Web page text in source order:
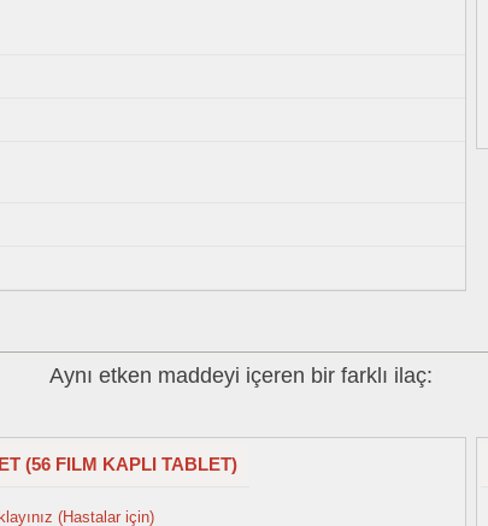
Aynı etken maddeyi içeren bir farklı ilaç:
(56 FILM KAPLI TABLET)
(Hastalar için)